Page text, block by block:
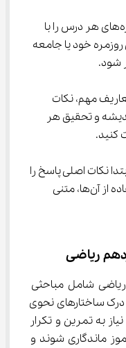
هنگام مطالعه، سعی کنید آموزه‌های هر درس را با
از زندگی روزمره خود یا جامعه
خلاصه‌ای از تعاریف مهم، نکات
و تحقیق هر
کنید.
نکات اصلی پاسخ را
مشخص کرده و سپس با استفاده از آن‌ها، متنی
ریاضی
شامل مباحثی
درک ساختارهای نحوی
به تمرین و تکرار
دارد تا قواعد در ذهن دانش‌آموز ماندگاری شوند و